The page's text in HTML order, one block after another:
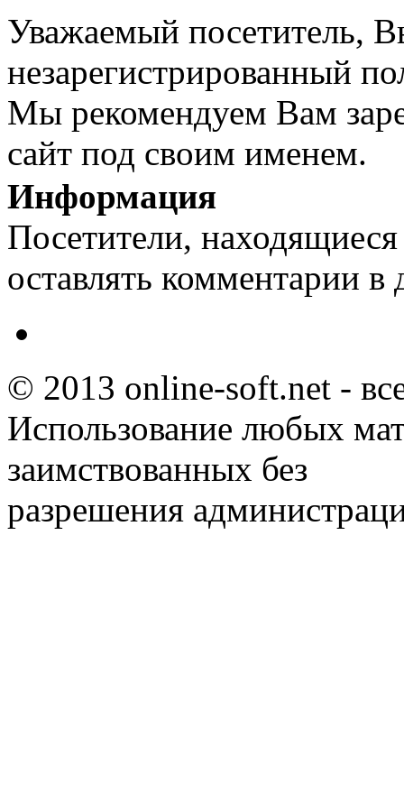
Уважаемый посетитель,
незарегистрированный
Мы рекомендуем Вам
сайт под своим именем.
Информация
Посетители,
оставлять комментарии в
© 2013 online-soft.net -
Использование любых
заимствованных без
разрешения